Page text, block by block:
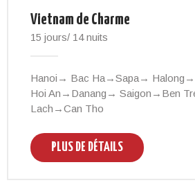
Vietnam de Charme
15 jours/ 14 nuits
Hanoi→ Bac Ha→Sapa→
Hoi An→Danang→ Saigon→Ben
Lach→Can Tho
PLUS DE DÉTAILS